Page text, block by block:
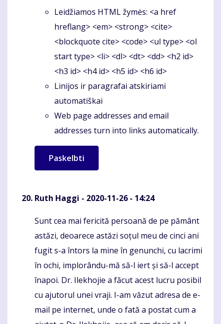
Leidžiamos HTML žymės: <a href
hreflang> <em> <strong> <cite>
<blockquote cite> <code> <ul type> <ol
start type> <li> <dl> <dt> <dd> <h2 id>
<h3 id> <h4 id> <h5 id> <h6 id>
Linijos ir paragrafai atskiriami
automatiškai
Web page addresses and email
addresses turn into links automatically.
Ruth Haggi - 2020-11-26 - 14:24
Komentaras
Sunt cea mai fericită persoană de pe pământ
astăzi, deoarece astăzi soțul meu de cinci ani
fugit s-a întors la mine în genunchi, cu lacrimi
în ochi, implorându-mă să-l iert și să-l accept
înapoi. Dr. Ilekhojie a făcut acest lucru posibil
cu ajutorul unei vraji. I-am văzut adresa de e-
mail pe internet, unde o fată a postat cum a